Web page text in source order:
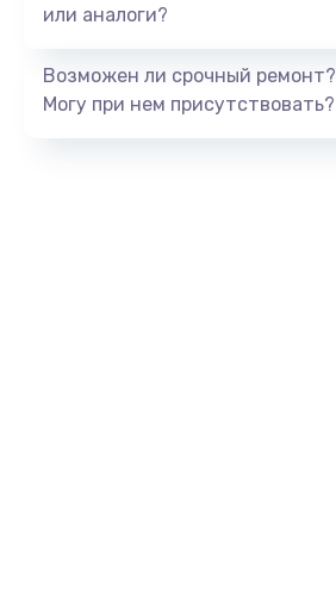
или аналоги?
Возможен ли срочный ремонт?
Могу при нем присутствовать?